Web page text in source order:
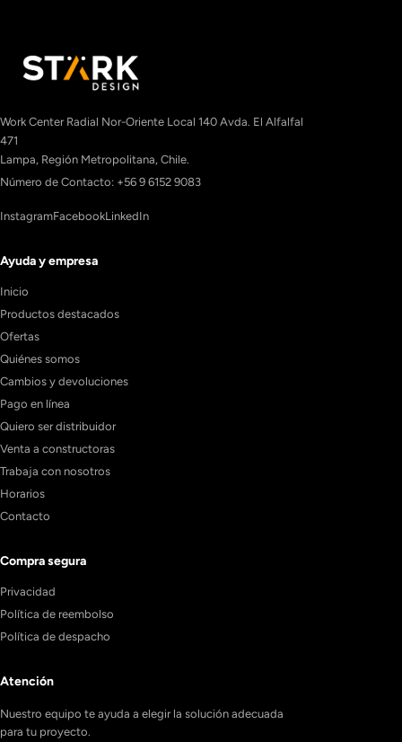
Work Center Radial Nor-Oriente Local 140 Avda. El Alfalfal
471
Lampa, Región Metropolitana, Chile.
Número de Contacto: +56 9 6152 9083
InstagramFacebookLinkedIn
Ayuda y empresa
Inicio
Productos destacados
Ofertas
Quiénes somos
Cambios y devoluciones
Pago en línea
Quiero ser distribuidor
Venta a constructoras
Trabaja con nosotros
Horarios
Contacto
Compra segura
Privacidad
Política de reembolso
Política de despacho
Atención
Nuestro equipo te ayuda a elegir la solución adecuada
para tu proyecto.